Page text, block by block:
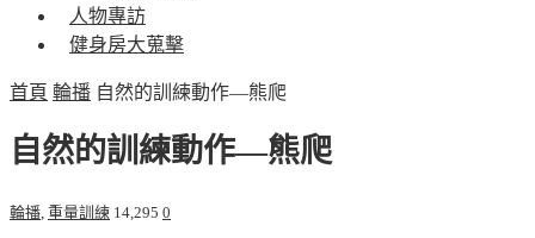
人物專訪
健身房大蒐擊
首頁 輪播 自然的訓練動作—熊爬
自然的訓練動作—熊爬
輪播 重量訓練 14,295 0